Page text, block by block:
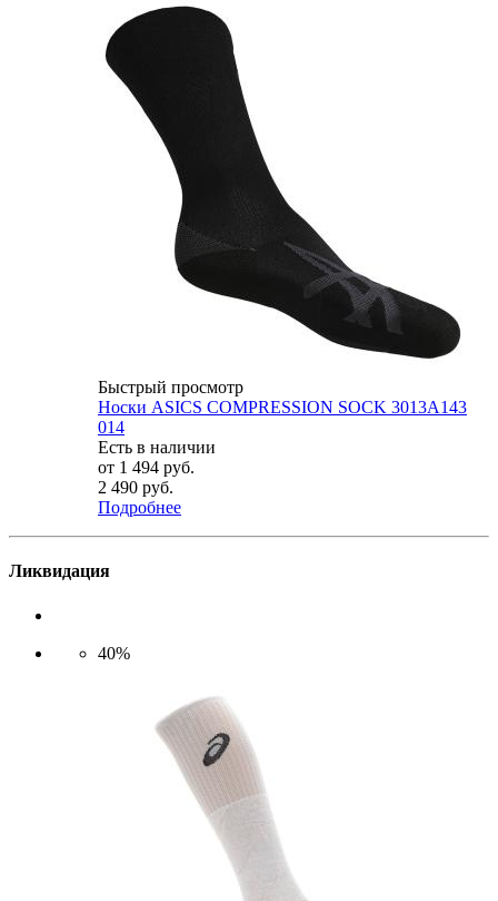
Быстрый просмотр
Носки ASICS COMPRESSION SOCK 3013A143
014
Есть в наличии
от 1 494 руб.
2 490 руб.
Подробнее
Ликвидация
40%